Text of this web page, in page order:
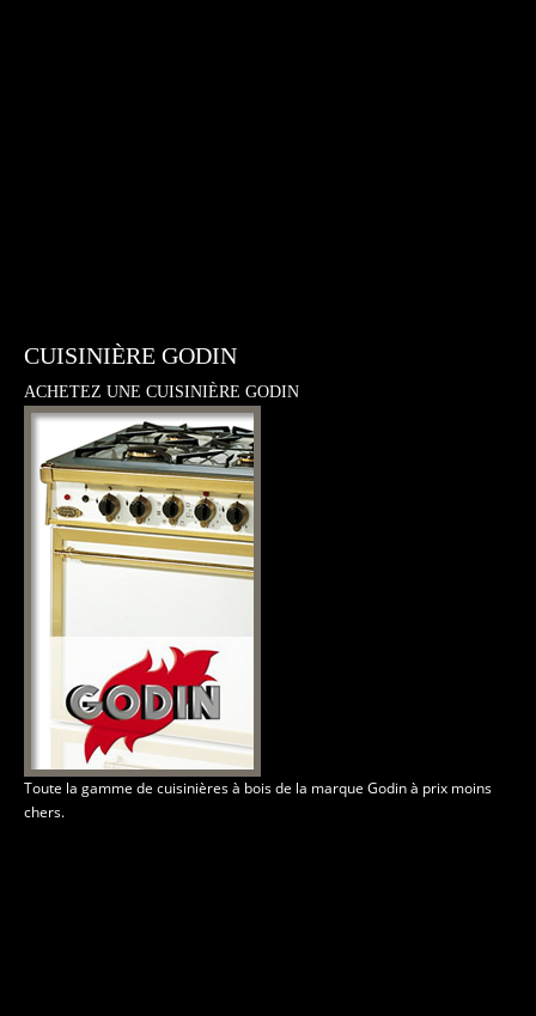
CUISINIÈRE GODIN
ACHETEZ UNE CUISINIÈRE GODIN
Toute la gamme de cuisinières à bois de la marque Godin à prix moins
chers.